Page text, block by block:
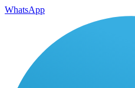
WhatsApp